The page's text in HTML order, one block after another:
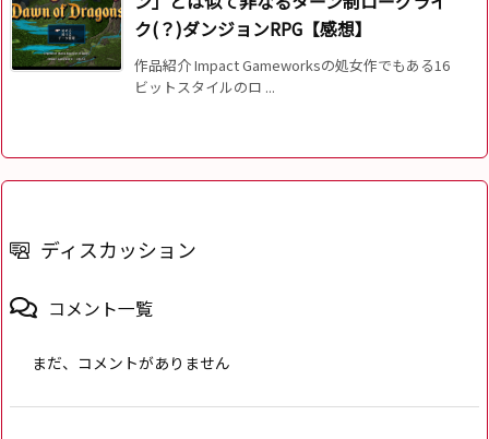
ク(？)ダンジョンRPG【感想】
作品紹介 Impact Gameworksの処女作でもある16
ビットスタイルのロ ...
ディスカッション
コメント一覧
まだ、コメントがありません